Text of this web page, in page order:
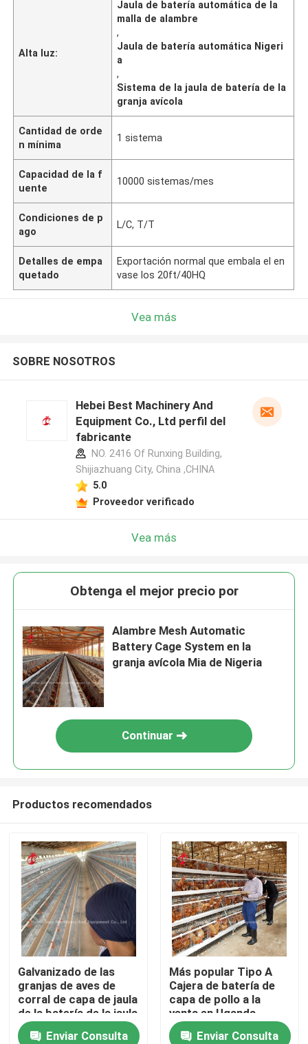
Inicio
Sobre nosotros
Contactos
Alta luz:
Jaula de batería automática de la
malla de alambre
,
Jaula de batería automática Nigeri
a
,
Sistema de la jaula de batería de la
granja avícola
Cantidad de orde
n mínima
1 sistema
Capacidad de la f
uente
10000 sistemas/mes
Condiciones de p
ago
L/C, T/T
Detalles de empa
quetado
Exportación normal que embala el en
vase los 20ft/40HQ
Vea más
SOBRE NOSOTROS
Hebei Best Machinery And
Equipment Co., Ltd perfil del
fabricante
NO. 2416 Of Runxing Building,
Shijiazhuang City, China ,CHINA
5.0
Proveedor verificado
Vea más
Obtenga el mejor precio por
Alambre Mesh Automatic
Battery Cage System en la
granja avícola Mia de Nigeria
Continuar
Productos recomendados
Galvanizado de las
granjas de aves de
corral de capa de jaula
de la batería de la jaula
de precio en Nigeria
Lagos Almacén Emily
Enviar Consulta
Más popular Tipo A
Cajera de batería de
capa de pollo a la
venta en Uganda
20000 aves Estrella
Enviar Consulta